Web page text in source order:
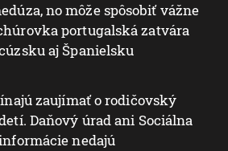
no môže spôsobiť vážne
portugalská zatvára
aj Španielsku
zaujímať o rodičovský
Daňový úrad ani Sociálna
nedajú